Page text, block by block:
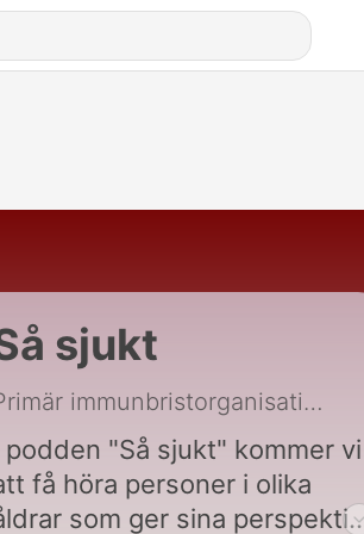
sjukt
Primär immunbristorganisationen
podden "Så sjukt" kommer vi
få höra personer i olika
som ger sina perspektiv